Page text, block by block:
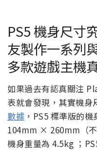
PS5 機身尺寸
友製作一系列
多款遊戲主機
如果過去有認真關注
表就會發現，其實機身
數據 ，PS5 標準版的
104mm × 260mm（不
機身重量為 4.5kg ；